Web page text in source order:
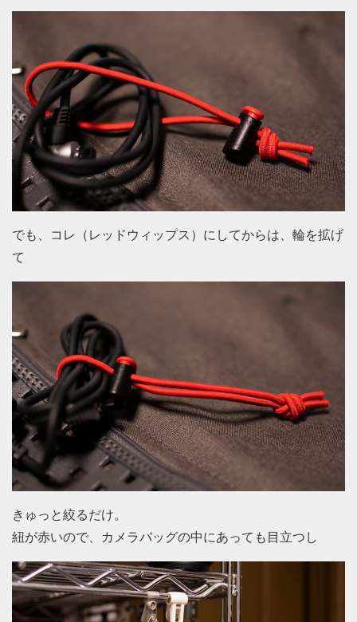
でも、コレ（レッドウィップス）にしてからは、輪を拡げ
て
きゅっと絞るだけ。
紐が赤いので、カメラバッグの中にあっても目立つし